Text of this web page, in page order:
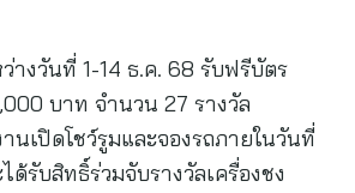
างวันที่ 1-14 ธ.ค. 68 รับฟรีบัตร
บาท จำนวน 27 รางวัล
นเปิดโชว์รูมและจองรถภายในวันที่
ด้รับสิทธิ์ร่วมจับรางวัลเครื่องชง